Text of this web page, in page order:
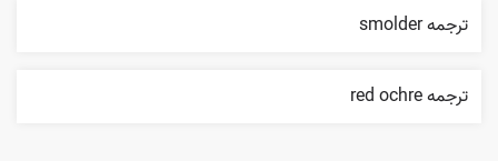
ترجمه smolder
ترجمه red ochre